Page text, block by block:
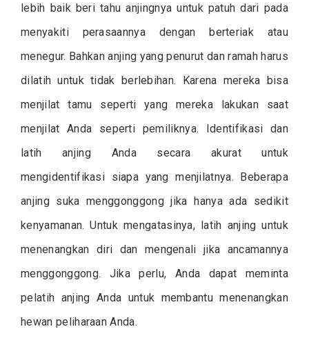
lebih baik beri tahu anjingnya untuk patuh dari pada
menyakiti perasaannya dengan berteriak atau
menegur. Bahkan anjing yang penurut dan ramah harus
dilatih untuk tidak berlebihan. Karena mereka bisa
menjilat tamu seperti yang mereka lakukan saat
menjilat Anda seperti pemiliknya. Identifikasi dan
latih anjing Anda secara akurat untuk
mengidentifikasi siapa yang menjilatnya. Beberapa
anjing suka menggonggong jika hanya ada sedikit
kenyamanan. Untuk mengatasinya, latih anjing untuk
menenangkan diri dan mengenali jika ancamannya
menggonggong. Jika perlu, Anda dapat meminta
pelatih anjing Anda untuk membantu menenangkan
hewan peliharaan Anda.